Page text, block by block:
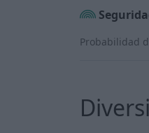
Probabilidad